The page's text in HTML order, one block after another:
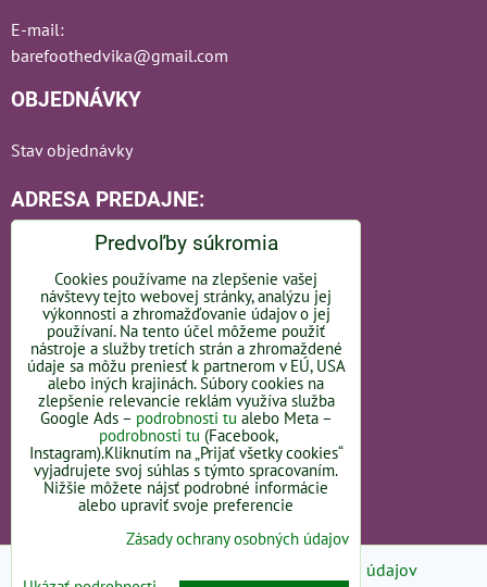
E-mail:
barefoothedvika@gmail.com
OBJEDNÁVKY
Stav objednávky
ADRESA PREDAJNE:
Bratislavská 110
92101 Piešťany
Slovakia
OTVÁRACIE HODINY -LINK
Zásady ochrany osobných údajov
Predvoľby súkromia
Cookies používame na zlepšenie vašej
návštevy tejto webovej stránky, analýzu jej
výkonnosti a zhromažďovanie údajov o jej
používaní. Na tento účel môžeme použiť
nástroje a služby tretích strán a zhromaždené
údaje sa môžu preniesť k partnerom v EÚ, USA
alebo iných krajinách. Súbory cookies na
zlepšenie relevancie reklám využíva služba
Google Ads – podrobnosti tu alebo Meta –
podrobnosti tu (Facebook,
Instagram).Kliknutím na „Prijať všetky cookies“
vyjadrujete svoj súhlas s týmto spracovaním.
Nižšie môžete nájsť podrobné informácie
alebo upraviť svoje preferencie
Zásady ochrany osobných údajov